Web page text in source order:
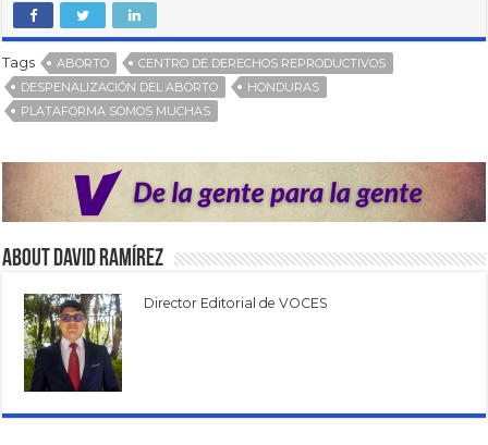
Tags ABORTO
CENTRO DE DERECHOS REPRODUCTIVOS
DESPENALIZACIÓN DEL ABORTO
HONDURAS
PLATAFORMA SOMOS MUCHAS
About David Ramírez
Director Editorial de VOCES